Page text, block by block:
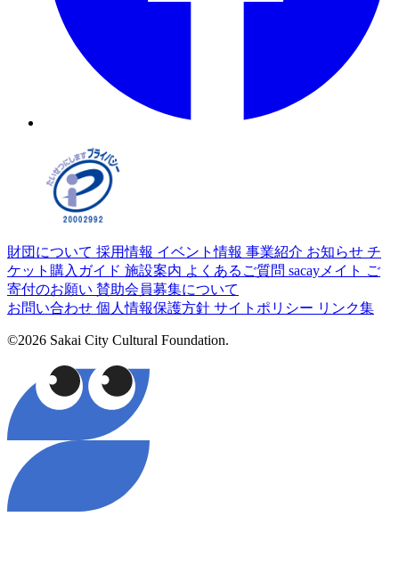
財団について 採用情報 イベント情報 事業紹介 お知らせ チ
ケット購入ガイド 施設案内 よくあるご質問 sacayメイト ご
寄付のお願い 賛助会員募集について
お問い合わせ 個人情報保護方針 サイトポリシー リンク集
©2026 Sakai City Cultural Foundation.